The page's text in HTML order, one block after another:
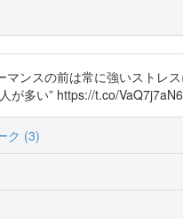
ンスの前は常に強いストレ
が多い” https://t.co/
ク (3)